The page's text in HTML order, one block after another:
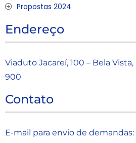
Propostas 2024
Endereço
Viaduto Jacareí, 100 – Bela Vista,
900
Contato
E-mail para envio de demandas: